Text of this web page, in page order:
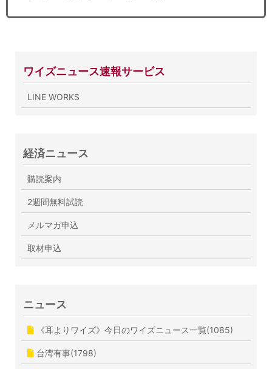
ワイズニュース速報サービス
LINE WORKS
経済ニュース
購読案内
2週間無料試読
メルマガ申込
取材申込
ニュース
《耳よりワイズ》今日のワイズニュース一覧(1085)
台湾有事(1798)